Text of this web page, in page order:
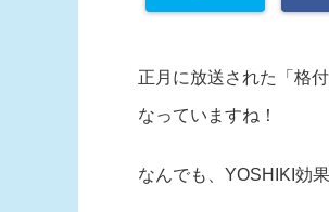
正月に放送された「格
なっていますね！
なんでも、YOSHIKI効